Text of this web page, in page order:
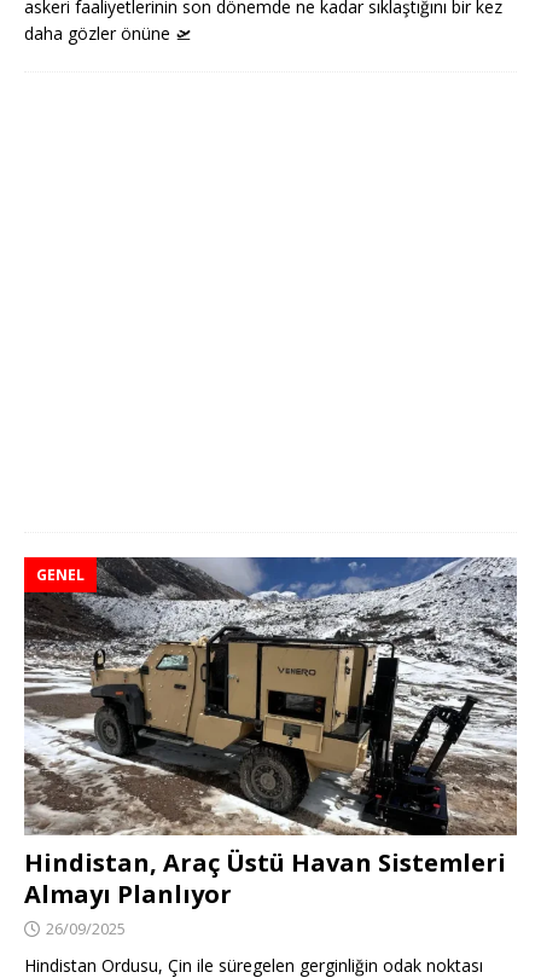
askeri faaliyetlerinin son dönemde ne kadar sıklaştığını bir kez
daha gözler önüne 🛫
GENEL
Hindistan, Araç Üstü Havan Sistemleri
Almayı Planlıyor
26/09/2025
Hindistan Ordusu, Çin ile süregelen gerginliğin odak noktası